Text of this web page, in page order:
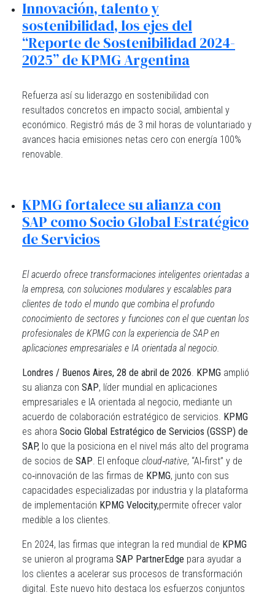
Innovación, talento y
sostenibilidad, los ejes del
“Reporte de Sostenibilidad 2024-
2025” de KPMG Argentina
Refuerza así su liderazgo en sostenibilidad con
resultados concretos en impacto social, ambiental y
económico. Registró más de 3 mil horas de voluntariado y
avances hacia emisiones netas cero con energía 100%
renovable.
KPMG fortalece su alianza con
SAP como Socio Global Estratégico
de Servicios
El acuerdo ofrece transformaciones inteligentes orientadas a
la empresa, con soluciones modulares y escalables para
clientes de todo el mundo que combina el profundo
conocimiento de sectores y funciones con el que cuentan los
profesionales de KPMG con la experiencia de SAP en
aplicaciones empresariales e IA orientada al negocio.
Londres / Buenos Aires, 28 de abril de 2026. KPMG amplió
su alianza con SAP, líder mundial en aplicaciones
empresariales e IA orientada al negocio, mediante un
acuerdo de colaboración estratégico de servicios. KPMG
es ahora Socio Global Estratégico de Servicios (GSSP) de
SAP, lo que la posiciona en el nivel más alto del programa
de socios de SAP. El enfoque cloud‑native, “AI‑first” y de
co‑innovación de las firmas de KPMG, junto con sus
capacidades especializadas por industria y la plataforma
de implementación KPMG Velocity,permite ofrecer valor
medible a los clientes.
En 2024, las firmas que integran la red mundial de KPMG
se unieron al programa SAP PartnerEdge para ayudar a
los clientes a acelerar sus procesos de transformación
digital. Este nuevo hito destaca los esfuerzos conjuntos